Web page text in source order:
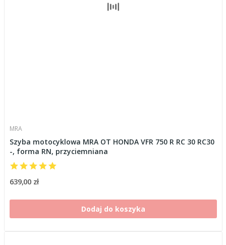
MRA
Szyba motocyklowa MRA OT HONDA VFR 750 R RC 30 RC30
-, forma RN, przyciemniana
639,00 zł
Dodaj do koszyka